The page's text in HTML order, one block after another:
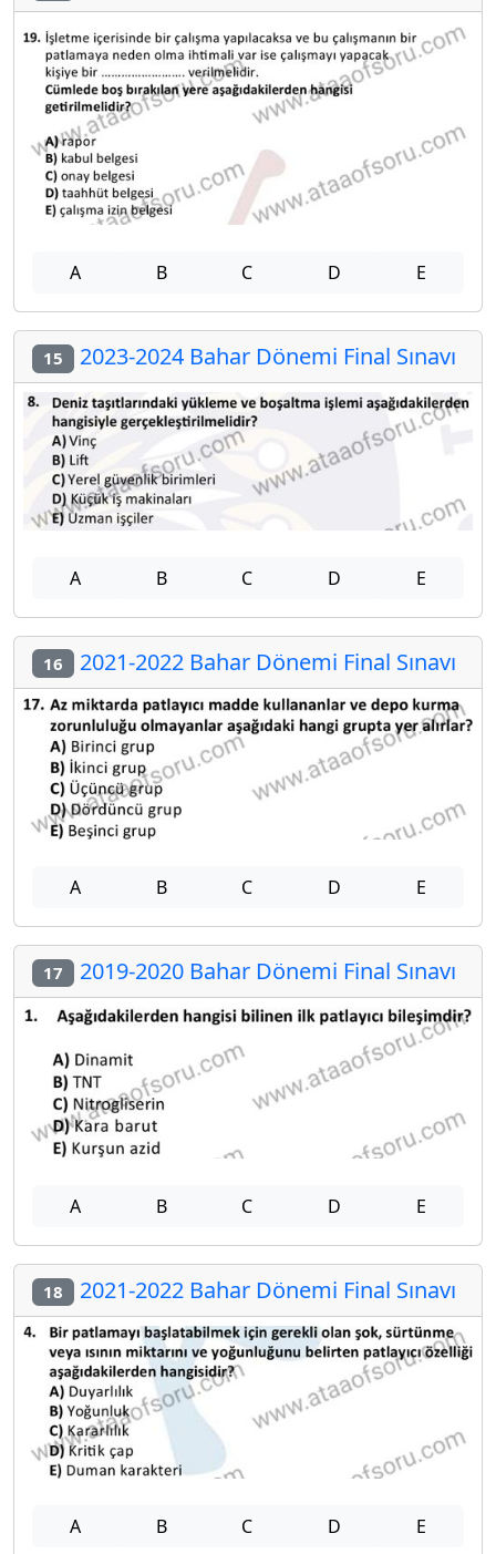
A B C D E
15 2023-2024 Bahar Dönemi Final Sınavı
A B C D E
16 2021-2022 Bahar Dönemi Final Sınavı
A B C D E
17 2019-2020 Bahar Dönemi Final Sınavı
A B C D E
18 2021-2022 Bahar Dönemi Final Sınavı
A B C D E